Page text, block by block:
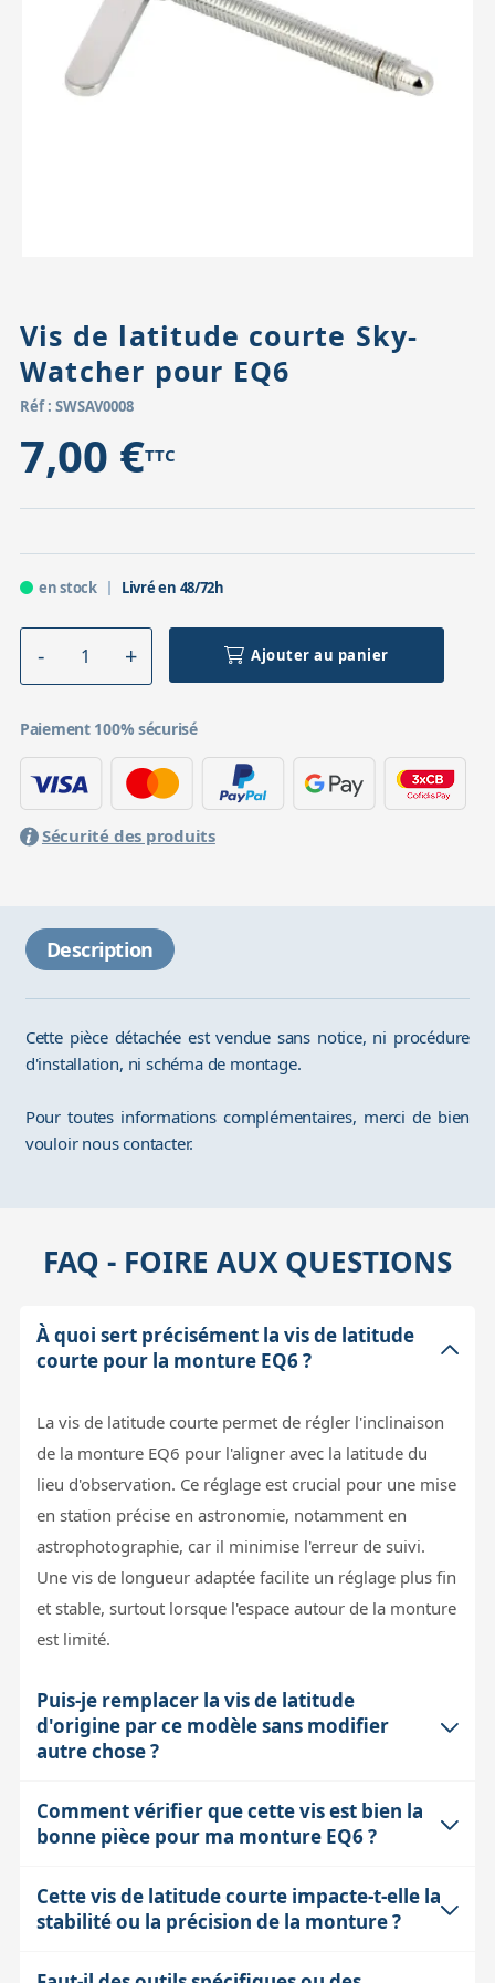
Accessoires pour montures
Têtes
Pièces détachées
Vis de latitude courte Sky-
Watcher pour EQ6
Réf : SWSAV0008
7,00 €TTC
en stock Livré en 48/72h
Ajouter au panier
Paiement 100% sécurisé
Sécurité des produits
Description
Cette pièce détachée est vendue sans notice, ni procédure
d'installation, ni schéma de montage.
Pour toutes informations complémentaires, merci de bien
vouloir nous contacter.
FAQ - FOIRE AUX QUESTIONS
À quoi sert précisément la vis de latitude
courte pour la monture EQ6 ?
La vis de latitude courte permet de régler l'inclinaison
de la monture EQ6 pour l'aligner avec la latitude du
lieu d'observation. Ce réglage est crucial pour une mise
en station précise en astronomie, notamment en
astrophotographie, car il minimise l'erreur de suivi.
Une vis de longueur adaptée facilite un réglage plus fin
et stable, surtout lorsque l'espace autour de la monture
est limité.
Puis-je remplacer la vis de latitude
d'origine par ce modèle sans modifier
autre chose ?
Oui, cette vis est conçue pour être compatible avec la
monture EQ6, ce qui signifie qu'elle peut remplacer la
mécanique. Cependant, l'absence de notice implique
qu'il faut être prudent lors du démontage et
remontage, pour éviter d'endommager les filetages ou
Comment vérifier que cette vis est bien la
bonne pièce pour ma monture EQ6 ?
La compatibilité principale dépend du modèle exact de
la monture EQ6, car certaines versions ou variantes
Cette vis de latitude courte impacte-t-elle la
stabilité ou la précision de la monture ?